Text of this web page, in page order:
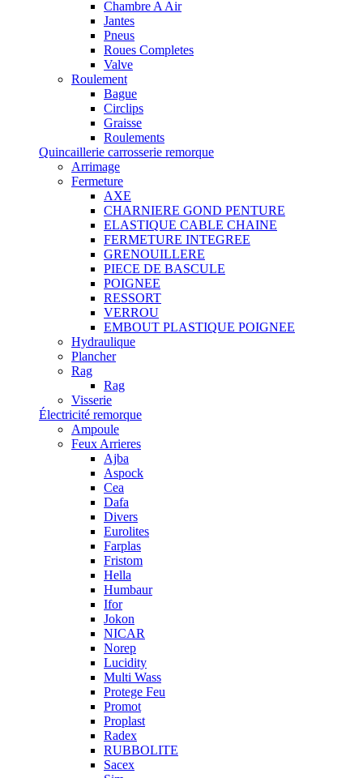
Chambre A Air
Jantes
Pneus
Roues Completes
Valve
Roulement
Bague
Circlips
Graisse
Roulements
Quincaillerie carrosserie remorque
Arrimage
Fermeture
AXE
CHARNIERE GOND PENTURE
ELASTIQUE CABLE CHAINE
FERMETURE INTEGREE
GRENOUILLERE
PIECE DE BASCULE
POIGNEE
RESSORT
VERROU
EMBOUT PLASTIQUE POIGNEE
Hydraulique
Plancher
Rag
Rag
Visserie
Électricité remorque
Ampoule
Feux Arrieres
Ajba
Aspock
Cea
Dafa
Divers
Eurolites
Farplas
Fristom
Hella
Humbaur
Ifor
Jokon
NICAR
Norep
Lucidity
Multi Wass
Protege Feu
Promot
Proplast
Radex
RUBBOLITE
Sacex